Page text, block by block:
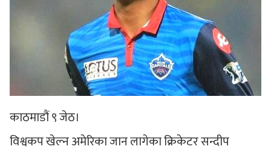
काठमाडौं ९ जेठ।
विश्वकप खेल्न अमेरिका जान लागेका क्रिकेटर सन्दीप